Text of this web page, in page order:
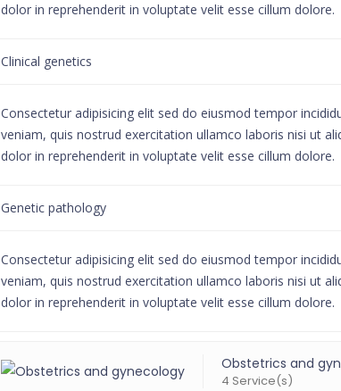
dolor in reprehenderit in voluptate velit esse cillum dolore.
Clinical genetics
Consectetur adipisicing elit sed do eiusmod tempor
veniam, quis nostrud exercitation ullamco laboris nisi ut
dolor in reprehenderit in voluptate velit esse cillum dolore.
Genetic pathology
Consectetur adipisicing elit sed do eiusmod tempor
veniam, quis nostrud exercitation ullamco laboris nisi ut
dolor in reprehenderit in voluptate velit esse cillum dolore.
Obstetrics and
4 Service(s)